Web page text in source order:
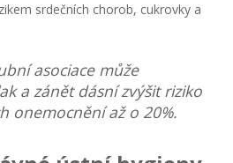
srdečních chorob, cukrovky a
asociace může
a zánět dásní zvýšit riziko
onemocnění až o 20%.